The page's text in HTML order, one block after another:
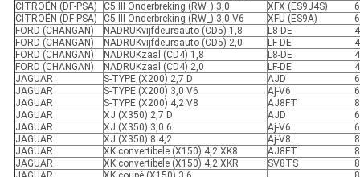
CITROËN (DF-PSA)
C5 III Onderbreking (RW_) 3,0 XFX (ES9J4S)
6
CITROËN (DF-PSA)
C5 III Onderbreking (RW_) 3,0 V6 XFU (ES9A)
6
FORD (CHANGAN)
NADRUKvijfdeursauto (CD5) 1,8 L8-DE
4
FORD (CHANGAN)
NADRUKvijfdeursauto (CD5) 2,0 LF-DE
4
FORD (CHANGAN)
NADRUKzaal (CD4) 1,8 L8-DE
4
FORD (CHANGAN)
NADRUKzaal (CD4) 2,0 LF-DE
4
JAGUAR
S-TYPE (X200) 2,7 D AJD
6
JAGUAR
S-TYPE (X200) 3,0 V6 Aj-V6
6
JAGUAR
S-TYPE (X200) 4,2 V8 AJ8FT
8
JAGUAR
XJ (X350) 2,7 D AJD
6
JAGUAR
XJ (X350) 3,0 6 Aj-V6
6
JAGUAR
XJ (X350) 8 4,2 Aj-V8
8
JAGUAR
XK convertibele (X150) 4,2 XK8 AJ8FT
8
JAGUAR
XK convertibele (X150) 4,2 XKR SV8TS
8